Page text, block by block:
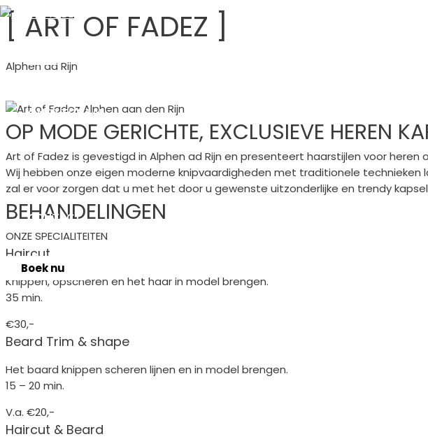
Doorgaan
naar
inhoud
HOME
ONS VERHAAL
INSTAGRAM
CONTACT
Boek nu
[ ART OF FADEZ ]
Alphen ad Rijn
OP MODE GERICHTE, EXCLUSIEVE HEREN
Art of Fadez is gevestigd in Alphen ad Rijn en presenteert haarstijlen voor heren
Wij hebben onze eigen moderne knipvaardigheden met traditionele
zal er voor zorgen dat u met het door u gewenste uitzonderlijke en trendy
BEHANDELINGEN
ONZE SPECIALITEITEN
Haircut
Knippen, opscheren en het haar in model brengen.
35 min.
€30,-
Beard Trim & shape
Het baard knippen scheren lijnen en in model brengen.
15 – 20 min.
V.a. €20,-
Haircut & Beard